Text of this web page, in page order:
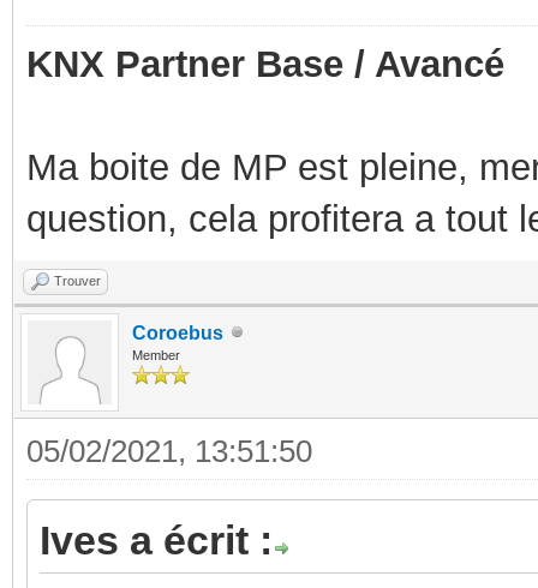
KNX Partner Base / Avancé
Ma boite de MP est pleine,
question, cela profitera a tout
Trouver
Coroebus
Member
05/02/2021, 13:51:50
Ives a écrit :